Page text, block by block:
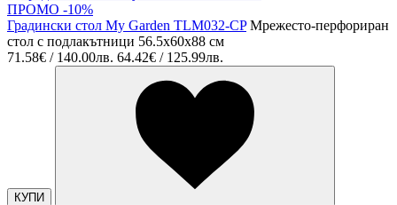
ПРОМО -10%
Градински стол My Garden TLM032-CP Мрежесто-перфориран
стол с подлакътници 56.5х60х88 см
71.58€ / 140.00лв. 64.42€ / 125.99лв.
КУПИ